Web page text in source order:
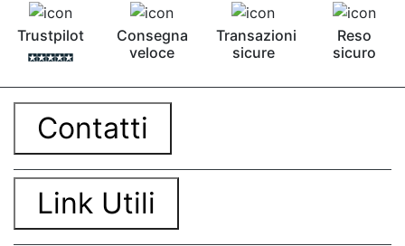
Trustpilot
Consegna
veloce
Transazioni
sicure
Reso
sicuro
Contatti
Link Utili